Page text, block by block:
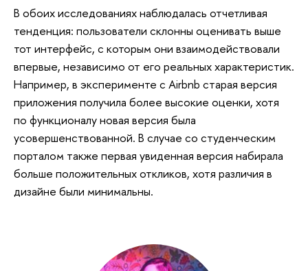
В обоих исследованиях наблюдалась отчетливая
тенденция: пользователи склонны оценивать выше
тот интерфейс, с которым они взаимодействовали
впервые, независимо от его реальных характеристик.
Например, в эксперименте с Airbnb старая версия
приложения получила более высокие оценки, хотя
по функционалу новая версия была
усовершенствованной. В случае со студенческим
порталом также первая увиденная версия набирала
больше положительных откликов, хотя различия в
дизайне были минимальны.